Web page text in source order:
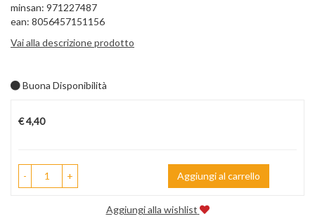
minsan: 971227487
ean: 8056457151156
Vai alla descrizione prodotto
Buona Disponibilità
Prezzo
€ 4,40
- + Aggiungi al carrello
Aggiungi alla wishlist